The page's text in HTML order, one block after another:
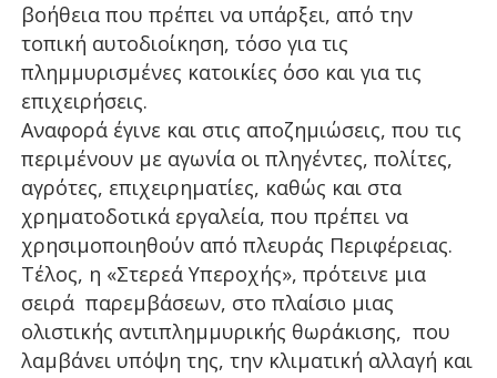
βοήθεια που πρέπει να υπάρξει, από την
τοπική αυτοδιοίκηση, τόσο για τις
πλημμυρισμένες κατοικίες όσο και για τις
επιχειρήσεις.
Αναφορά έγινε και στις αποζημιώσεις, που τις
περιμένουν με αγωνία οι πληγέντες, πολίτες,
αγρότες, επιχειρηματίες, καθώς και στα
χρηματοδοτικά εργαλεία, που πρέπει να
χρησιμοποιηθούν από πλευράς Περιφέρειας.
Τέλος, η «Στερεά Υπεροχής», πρότεινε μια
σειρά παρεμβάσεων, στο πλαίσιο μιας
ολιστικής αντιπλημμυρικής θωράκισης, που
λαμβάνει υπόψη της, την κλιματική αλλαγή και